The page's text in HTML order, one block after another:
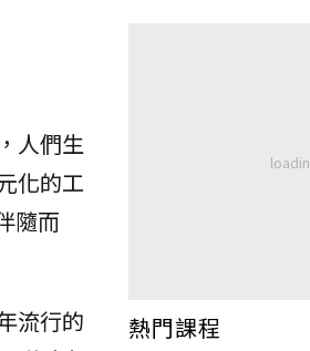
人們生
化的工
隨而
流行的
熱門課程